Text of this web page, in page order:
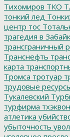
Тихомиров ТКО
тонкий лед
центр тос
трагедия в
трансграничный
Транснефть
карта
Тромса тротуар
трудовые
Тукалевский
турфирма
атлетика
убыточность